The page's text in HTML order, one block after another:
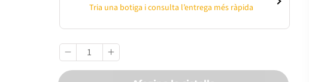
Tria una botiga i consulta l’entrega més ràpida